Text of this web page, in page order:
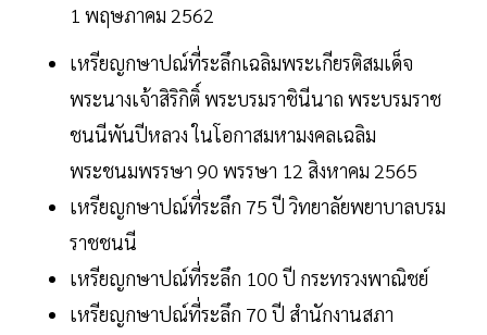
1 พฤษภาคม 2562
เหรียญกษาปณ์ที่ระลึกเฉลิมพระเกียรติสมเด็จ
พระนางเจ้าสิริกิติ์ พระบรมราชินีนาถ พระบรมราช
ชนนีพันปีหลวง ในโอกาสมหามงคลเฉลิม
พระชนมพรรษา 90 พรรษา 12 สิงหาคม 2565
เหรียญกษาปณ์ที่ระลึก 75 ปี วิทยาลัยพยาบาลบรม
ราชชนนี
เหรียญกษาปณ์ที่ระลึก 100 ปี กระทรวงพาณิชย์
เหรียญกษาปณ์ที่ระลึก 70 ปี สำนักงานสภา